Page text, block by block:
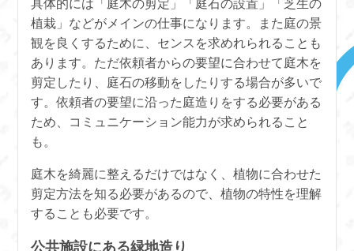
具体的には「庭木の剪定」「庭石の設置」「芝生の
植栽」などがメインの仕事になります。また庭の景
観を良くするために、センスを求めれられることも
あります。ただ依頼者からの要望に合わせて庭木を
剪定したり、庭石の移動をしたりする場合が多いで
す。依頼者の要望に沿った庭造りをする必要がある
ため、コミュニケーション能力が求められること
も。
庭木を綺麗に整えるだけではなく、植物に合わせた
剪定方法を知る必要があるので、植物の特性を理解
することも必要です。
公共施設にある緑地造り